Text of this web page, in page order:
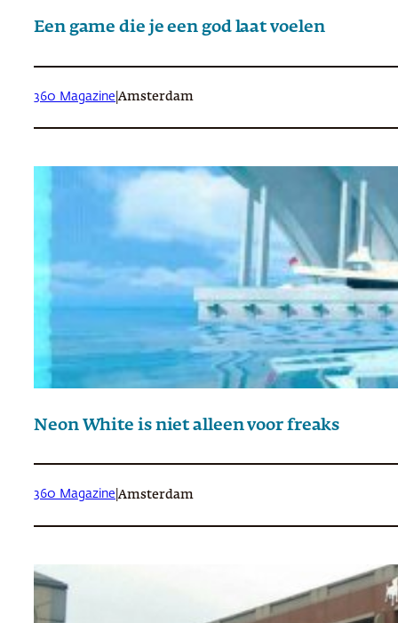
Een game die je een god laat voelen
360 Magazine Amsterdam
Neon White is niet alleen voor freaks
360 Magazine Amsterdam